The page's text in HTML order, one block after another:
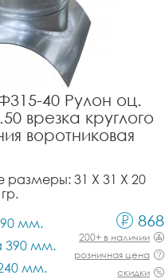
40 Рулон оц.
врезка круглого
воротниковая
размеры: 31 X 31 X 20
мм.
390 мм.
мм.
868
200+ в наличии
розничная цена
скидки